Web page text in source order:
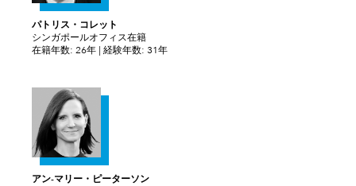
パトリス・コレット
シンガポールオフィス在籍
在籍年数: 26年 | 経験年数: 31年
アン-マリー・ピーターソン